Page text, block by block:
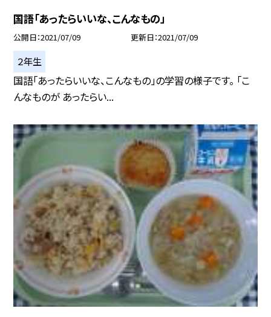
国語「あったらいいな、こんなもの」
公開日 2021/07/09 更新日 2021/07/09
２年生
国語「あったらいいな、こんなもの」の学習の様子です。 「こ
んなものが あったらい...